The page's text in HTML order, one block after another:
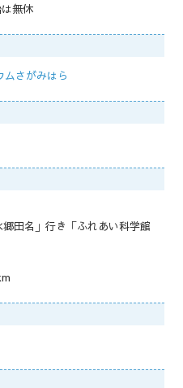
無休
さがみはら
田名」行き「ふれあい科学館